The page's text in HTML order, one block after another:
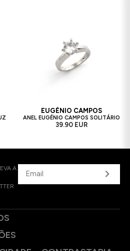
EUGÉNIO CAMPOS
ANEL EUGÉNIO CAMPOS SOLITÁRIO
39.90 EUR
A